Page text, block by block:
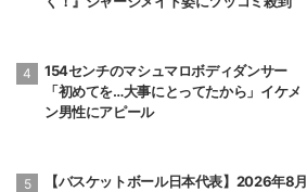
154センチのマシュマロボディダンサー
「初めてを…大事にとってたから」イケメ
ン男性にアピール
【バスケットボール日本代表】2026年8月